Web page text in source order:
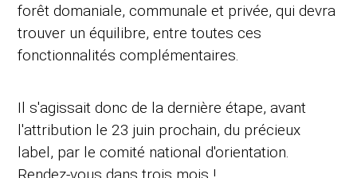
forêt domaniale, communale et privée, qui devra
trouver un équilibre, entre toutes ces
fonctionnalités complémentaires.
Il s'agissait donc de la dernière étape, avant
l'attribution le 23 juin prochain, du précieux
label, par le comité national d'orientation.
Rendez-vous dans trois mois !